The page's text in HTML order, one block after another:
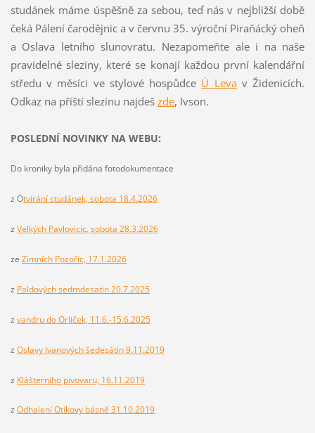
studánek máme úspěšně za sebou, teď nás v nejbližší době
čeká Pálení čarodějnic a v červnu 35. výroční Piraňácký oheň
a Oslava letního slunovratu. Nezapomeňte ale i na naše
pravidelné sleziny, které se konají každou první kalendářní
středu v měsíci ve stylové hospůdce Ú Levav Židenicích.
Odkaz na příští slezinu najdeš zde, Ivson.
POSLEDNÍ NOVINKY NA WEBU:
Do kroniky byla přidána fotodokumentace
z Otvírání studánek, sobota 18.4.2026
z Velkých Pavlovicic, sobota 28.3.2026
ze Zimních Pozořic, 17.1.2026
z Paldových sedmdesatin 20.7.2025
z vandru do Orliček, 11.6.-15.6.2025
z Oslavy Ivanových šedesátin 9.11.2019
z Klášterního pivovaru, 16.11.2019
z Odhalení Otíkovy básně 31.10.2019